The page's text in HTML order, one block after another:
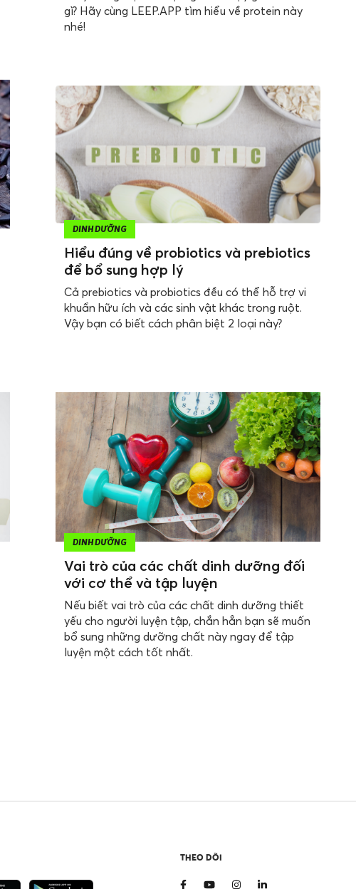
gì? Hãy cùng LEEP.APP tìm hiểu về protein này
nhé!
DINH DƯỠNG
Hiểu đúng về probiotics và prebiotics
để bổ sung hợp lý
Cả prebiotics và probiotics đều có thể hỗ trợ vi
khuẩn hữu ích và các sinh vật khác trong ruột.
Vậy bạn có biết cách phân biệt 2 loại này?
DINH DƯỠNG
Vai trò của các chất dinh dưỡng đối
với cơ thể và tập luyện
Nếu biết vai trò của các chất dinh dưỡng thiết
yếu cho người luyện tập, chắn hẳn bạn sẽ muốn
bổ sung những dưỡng chất này ngay để tập
luyện một cách tốt nhất.
THEO DÕI